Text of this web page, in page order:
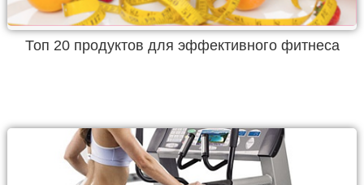
Топ 20 продуктов для эффективного фитнеса